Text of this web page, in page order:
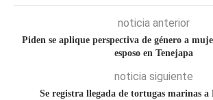
noticia anterior
Piden se aplique perspectiva de género a
esposo en Tenejapa
noticia siguiente
Se registra llegada de tortugas marinas